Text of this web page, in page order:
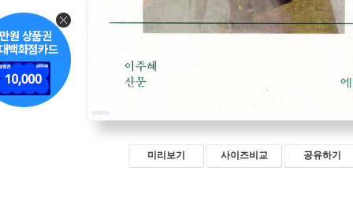
미리보기 사이즈비교 공유하기